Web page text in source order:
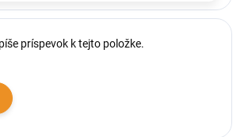
príspevok k tejto položke.